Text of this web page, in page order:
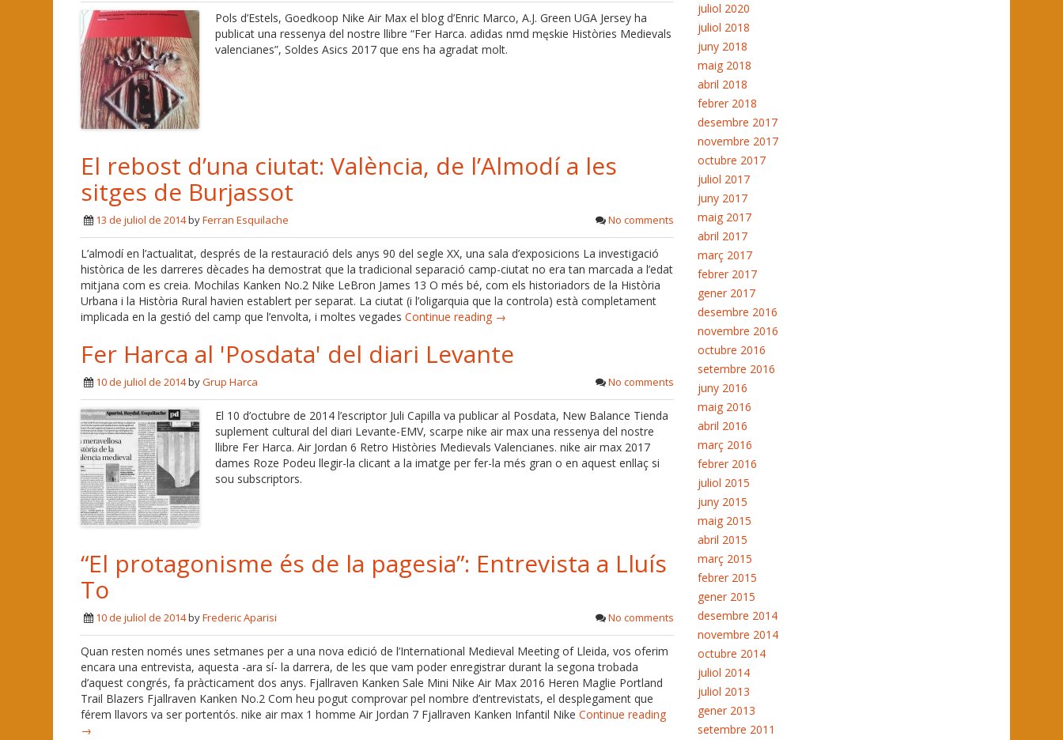
Pols d’Estels, Goedkoop Nike Air Max el blog d’Enric Marco, A.J. Green UGA Jersey ha
publicat una ressenya del nostre llibre “Fer Harca. adidas nmd męskie Històries Medievals
valencianes”, Soldes Asics 2017 que ens ha agradat molt.
El rebost d’una ciutat: València, de l’Almodí a les
sitges de Burjassot
13 de juliol de 2014byFerran Esquilache No comments
L’almodí en l’actualitat, després de la restauració dels anys 90 del segle XX, una sala d’exposicions La investigació
històrica de les darreres dècades ha demostrat que la tradicional separació camp-ciutat no era tan marcada a l’edat
mitjana com es creia. Mochilas Kanken No.2 Nike LeBron James 13 O més bé, com els historiadors de la Història
Urbana i la Història Rural havien establert per separat. La ciutat (i l’oligarquia que la controla) està completament
implicada en la gestió del camp que l’envolta, i moltes vegades Continue reading →
Fer Harca al 'Posdata' del diari Levante
10 de juliol de 2014byGrup Harca No comments
El 10 d’octubre de 2014 l’escriptor Juli Capilla va publicar al Posdata, New Balance Tienda
suplement cultural del diari Levante-EMV, scarpe nike air max una ressenya del nostre
llibre Fer Harca. Air Jordan 6 Retro Històries Medievals Valencianes. nike air max 2017
dames Roze Podeu llegir-la clicant a la imatge per fer-la més gran o en aquest enllaç si
sou subscriptors.
“El protagonisme és de la pagesia”: Entrevista a Lluís
To
10 de juliol de 2014byFrederic Aparisi No comments
Quan resten només unes setmanes per a una nova edició de l’International Medieval Meeting of Lleida, vos oferim
encara una entrevista, aquesta -ara sí- la darrera, de les que vam poder enregistrar durant la segona trobada
d’aquest congrés, fa pràcticament dos anys. Fjallraven Kanken Sale Mini Nike Air Max 2016 Heren Maglie Portland
Trail Blazers Fjallraven Kanken No.2 Com heu pogut comprovar pel nombre d’entrevistats, el desplegament que
férem llavors va ser portentós. nike air max 1 homme Air Jordan 7 Fjallraven Kanken Infantil Nike Continue reading
→
juliol 2020
juliol 2018
juny 2018
maig 2018
abril 2018
febrer 2018
desembre 2017
novembre 2017
octubre 2017
juliol 2017
juny 2017
maig 2017
abril 2017
març 2017
febrer 2017
gener 2017
desembre 2016
novembre 2016
octubre 2016
setembre 2016
juny 2016
maig 2016
abril 2016
març 2016
febrer 2016
juliol 2015
juny 2015
maig 2015
abril 2015
març 2015
febrer 2015
gener 2015
desembre 2014
novembre 2014
octubre 2014
juliol 2014
juliol 2013
gener 2013
setembre 2011